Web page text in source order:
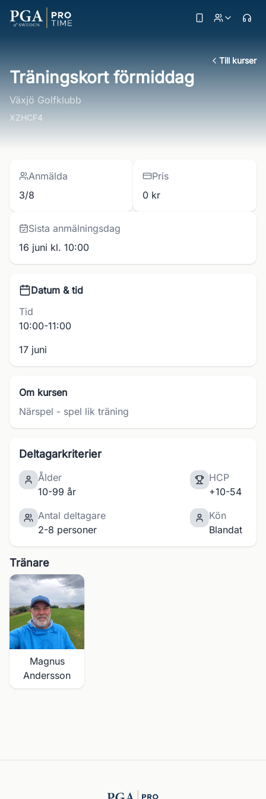
Till kurser
Träningskort förmiddag
Växjö Golfklubb
XZHCF4
Anmälda
3/8
Pris
0 kr
Sista anmälningsdag
16 juni kl. 10:00
Datum & tid
Tid
10:00-11:00
17 juni
Om kursen
Närspel - spel lik träning
Deltagarkriterier
Ålder
10-99 år
HCP
+10-54
Antal deltagare
2-8 personer
Kön
Blandat
Tränare
Magnus
Andersson